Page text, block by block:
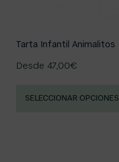
Tarta Infantil Animalitos
Desde 47,00€
SELECCIONAR OPCIONES